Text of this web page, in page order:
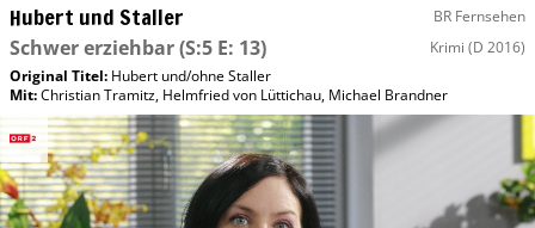
Hubert und Staller BR Fernsehen
Schwer erziehbar(S:5 E: 13) Krimi (D 2016)
Original Titel: Hubert und/​ohne Staller
Mit:Christian Tramitz, Helmfried von Lüttichau, Michael Brandner